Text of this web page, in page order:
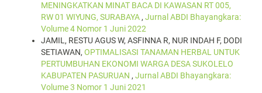
MENINGKATKAN MINAT BACA DI KAWASAN RT 005,
RW 01 WIYUNG, SURABAYA, Jurnal ABDI Bhayangkara:
Volume 4 Nomor 1 Juni 2022
JAMIL, RESTU AGUS W, ASFINNA R, NUR INDAH F, DODI
SETIAWAN, OPTIMALISASI TANAMAN HERBAL UNTUK
PERTUMBUHAN EKONOMI WARGA DESA SUKOLELO
KABUPATEN PASURUAN , Jurnal ABDI Bhayangkara:
Volume 3 Nomor 1 Juni 2021